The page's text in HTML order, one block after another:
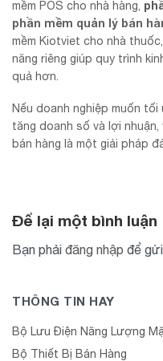
mềm POS cho nhà hàng,
phần mềm quản lý bán
mềm Kiotviet cho nhà
năng riêng giúp quy trình
quả hơn.
Nếu doanh nghiệp muốn
tăng doanh số và lợi
bán hàng là một giải pháp
Để lại một bình luận
Bạn phải đăng nhập để
THÔNG TIN HAY
Bộ Lưu Điện Năng Lượng
Bộ Thiết Bị Bán Hàng